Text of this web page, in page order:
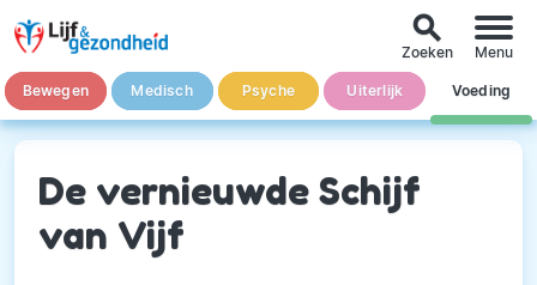
Bewegen Medisch Psyche Uiterlijk Voeding
search
Zoeken Menu
De vernieuwde Schijf
van Vijf